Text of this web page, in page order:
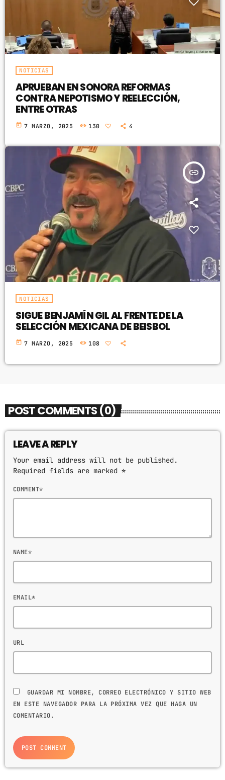
NOTICIAS
APRUEBAN EN SONORA REFORMAS
CONTRA NEPOTISMO Y REELECCIÓN,
ENTRE OTRAS
today 7 MARZO, 2025 130 4
insert_link
NOTICIAS
SIGUE BENJAMÍN GIL AL FRENTE DE LA
SELECCIÓN MEXICANA DE BEISBOL
today 7 MARZO, 2025 108
POST COMMENTS (0)
LEAVE A REPLY
Your email address will not be published.
Required fields are marked *
COMMENT*
NAME*
EMAIL*
URL
GUARDAR MI NOMBRE, CORREO ELECTRÓNICO Y SITIO WEB
EN ESTE NAVEGADOR PARA LA PRÓXIMA VEZ QUE HAGA UN
COMENTARIO.